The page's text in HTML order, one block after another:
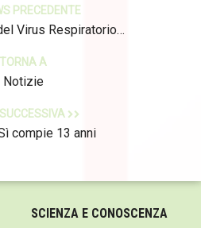
PRECEDENTE
Virus Respiratorio…
TORNA A
Notizie
compie 13 anni
SCIENZA E CONOSCENZA